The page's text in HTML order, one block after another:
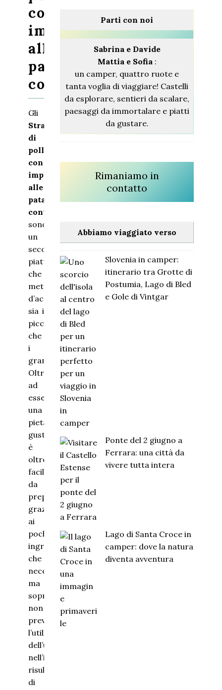
con
impanatura
alle
patatine
contadine
Gli
Straccetti
di
pollo
con
impanatura
alle
patatine
contadine
sono
un
secondo
piatto
che
metterà
d’accordo
sia i
piccoli
che
i
grandi.
Oltre
ad
essere
una
pietanza
gustosa,
è
oltremodo
facile
da
preparare
grazie
ai
pochi
ingredienti
che
necessita
ma
soprattutto
non
prevede
l’utilizzo
dell’uovo
nell’impanatura,
risultando
di
Parti con noi
Sabrina e Davide
Mattia e Sofia:
un camper, quattro ruote e
tanta voglia di viaggiare! Castelli
da esplorare, sentieri da scalare,
paesaggi da immortalare e piatti
da gustare.
Rimaniamo in
contatto
Abbiamo viaggiato verso
Slovenia in camper:
itinerario tra Grotte di
Postumia, Lago di Bled
e Gole di Vintgar
Ponte del 2 giugno a
Ferrara: una città da
vivere tutta intera
Lago di Santa Croce in
camper: dove la natura
diventa avventura